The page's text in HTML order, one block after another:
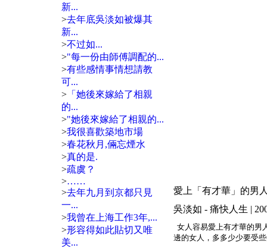
新...
>去年底吳淡如被爆其
新...
>不过如...
>"每一份由師傅調配的...
>有些感情事情想請教
可...
>「她後來嫁給了相親
的...
>"她後來嫁給了相親的...
>我很喜歡築地市場
>春花秋月,倆忘煙水
>真的是.
>疏虞？
>……
>去年九月到京都只見
一...
>我曾在上海工作3年,...
>形容得如此貼切又唯
美...
愛上「有才華」的男
吳淡如 - 痛快人生 |
女人容易愛上有才華的男
邊的女人，多多少少要受